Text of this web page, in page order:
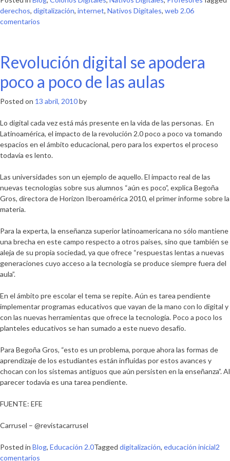
derechos, digitalización, internet, Nativos Digitales, web 2.06
comentarios
en
web
Revolución digital se apodera
poco a poco de las aulas
Posted on 13 abril, 2010by
Lo digital cada vez está más presente en la vida de las personas. En
Latinoamérica, el impacto de la revolución 2.0 poco a poco va tomando
espacios en el ámbito educacional, pero para los expertos el proceso
todavía es lento.
Las universidades son un ejemplo de aquello. El impacto real de las
nuevas tecnologías sobre sus alumnos “aún es poco”, explica Begoña
Gros, directora de Horizon Iberoamérica 2010, el primer informe sobre la
materia.
Para la experta, la enseñanza superior latinoamericana no sólo mantiene
una brecha en este campo respecto a otros países, sino que también se
aleja de su propia sociedad, ya que ofrece “respuestas lentas a nuevas
generaciones cuyo acceso a la tecnología se produce siempre fuera del
aula”.
En el ámbito pre escolar el tema se repite. Aún es tarea pendiente
implementar programas educativos que vayan de la mano con lo digital y
con las nuevas herramientas que ofrece la tecnología. Poco a poco los
planteles educativos se han sumado a este nuevo desafío.
Para Begoña Gros, “esto es un problema, porque ahora las formas de
aprendizaje de los estudiantes están influidas por estos avances y
chocan con los sistemas antiguos que aún persisten en la enseñanza”. Al
parecer todavía es una tarea pendiente.
FUENTE: EFE
Carrusel – @revistacarrusel
Posted in Blog, Educación 2.0Tagged digitalización, educación inicial2
comentarios